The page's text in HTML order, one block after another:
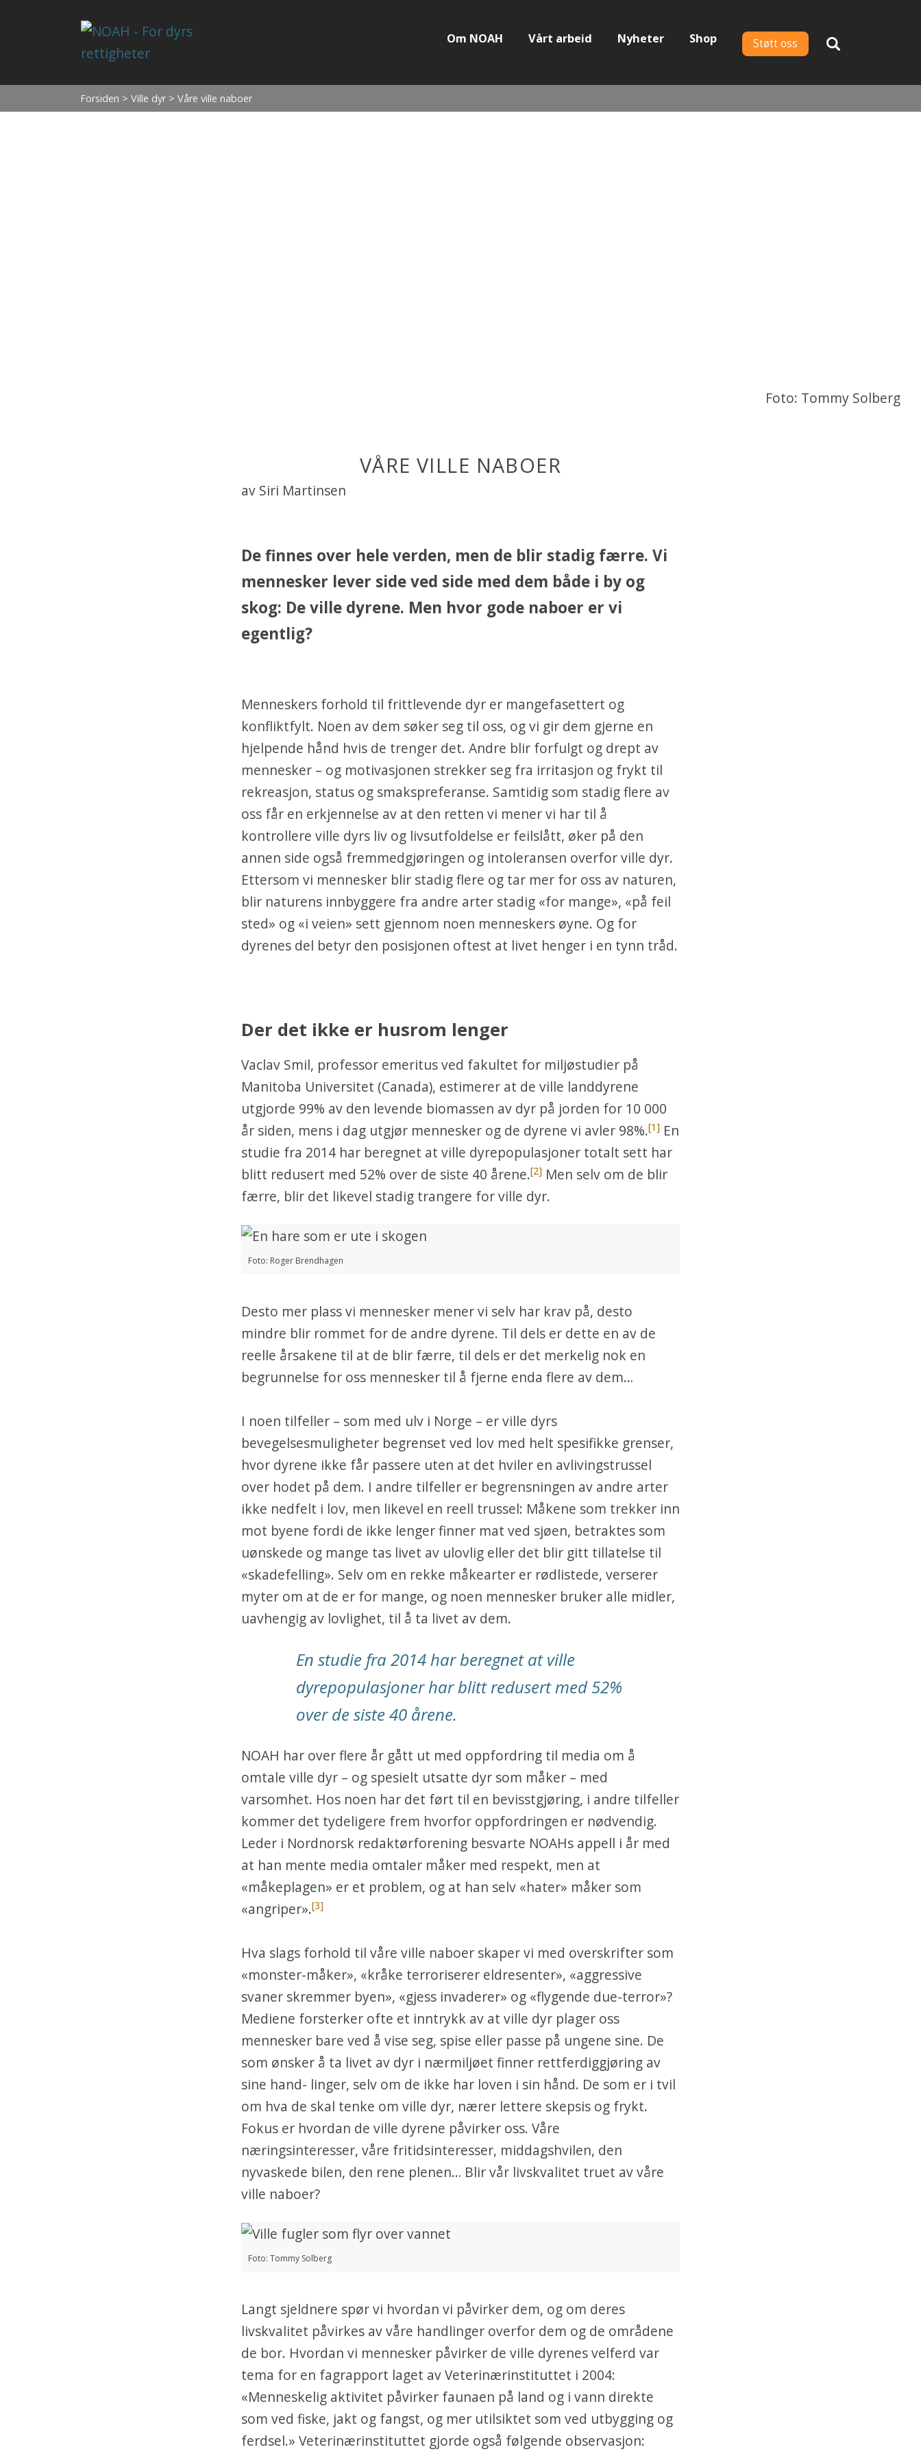
Støtt oss
Om NOAH Vårt arbeid Nyheter Shop
Forsiden > Ville dyr > Våre ville naboer
Foto: Tommy Solberg
VÅRE VILLE NABOER
av Siri Martinsen
De finnes over hele verden, men de blir stadig færre. Vi
mennesker lever side ved side med dem både i by og
skog: De ville dyrene. Men hvor gode naboer er vi
egentlig?
Menneskers forhold til frittlevende dyr er mangefasettert og
konfliktfylt. Noen av dem søker seg til oss, og vi gir dem gjerne en
hjelpende hånd hvis de trenger det. Andre blir forfulgt og drept av
mennesker – og motivasjonen strekker seg fra irritasjon og frykt til
rekreasjon, status og smakspreferanse. Samtidig som stadig flere av
oss får en erkjennelse av at den retten vi mener vi har til å
kontrollere ville dyrs liv og livsutfoldelse er feilslått, øker på den
annen side også fremmedgjøringen og intoleransen overfor ville dyr.
Ettersom vi mennesker blir stadig flere og tar mer for oss av naturen,
blir naturens innbyggere fra andre arter stadig «for mange», «på feil
sted» og «i veien» sett gjennom noen menneskers øyne. Og for
dyrenes del betyr den posisjonen oftest at livet henger i en tynn tråd.
Der det ikke er husrom lenger
Vaclav Smil, professor emeritus ved fakultet for miljøstudier på
Manitoba Universitet (Canada), estimerer at de ville landdyrene
utgjorde 99% av den levende biomassen av dyr på jorden for 10 000
år siden, mens i dag utgjør mennesker og de dyrene vi avler 98%.[1] En
studie fra 2014 har beregnet at ville dyrepopulasjoner totalt sett har
blitt redusert med 52% over de siste 40 årene.[2] Men selv om de blir
færre, blir det likevel stadig trangere for ville dyr.
Foto: Roger Brendhagen
Desto mer plass vi mennesker mener vi selv har krav på, desto
mindre blir rommet for de andre dyrene. Til dels er dette en av de
reelle årsakene til at de blir færre, til dels er det merkelig nok en
begrunnelse for oss mennesker til å fjerne enda flere av dem…
I noen tilfeller – som med ulv i Norge – er ville dyrs
bevegelsesmuligheter begrenset ved lov med helt spesifikke grenser,
hvor dyrene ikke får passere uten at det hviler en avlivingstrussel
over hodet på dem. I andre tilfeller er begrensningen av andre arter
ikke nedfelt i lov, men likevel en reell trussel: Måkene som trekker inn
mot byene fordi de ikke lenger finner mat ved sjøen, betraktes som
uønskede og mange tas livet av ulovlig eller det blir gitt tillatelse til
«skadefelling». Selv om en rekke måkearter er rødlistede, verserer
myter om at de er for mange, og noen mennesker bruker alle midler,
uavhengig av lovlighet, til å ta livet av dem.
En studie fra 2014 har beregnet at ville
dyrepopulasjoner har blitt redusert med 52%
over de siste 40 årene.
NOAH har over flere år gått ut med oppfordring til media om å
omtale ville dyr – og spesielt utsatte dyr som måker – med
varsomhet. Hos noen har det ført til en bevisstgjøring, i andre tilfeller
kommer det tydeligere frem hvorfor oppfordringen er nødvendig.
Leder i Nordnorsk redaktørforening besvarte NOAHs appell i år med
at han mente media omtaler måker med respekt, men at
«måkeplagen» er et problem, og at han selv «hater» måker som
«angriper».[3]
Hva slags forhold til våre ville naboer skaper vi med overskrifter som
«monster-måker», «kråke terroriserer eldresenter», «aggressive
svaner skremmer byen», «gjess invaderer» og «flygende due-terror»?
Mediene forsterker ofte et inntrykk av at ville dyr plager oss
mennesker bare ved å vise seg, spise eller passe på ungene sine. De
som ønsker å ta livet av dyr i nærmiljøet finner rettferdiggjøring av
sine hand- linger, selv om de ikke har loven i sin hånd. De som er i tvil
om hva de skal tenke om ville dyr, nærer lettere skepsis og frykt.
Fokus er hvordan de ville dyrene påvirker oss. Våre
næringsinteresser, våre fritidsinteresser, middagshvilen, den
nyvaskede bilen, den rene plenen… Blir vår livskvalitet truet av våre
ville naboer?
Foto: Tommy Solberg
Langt sjeldnere spør vi hvordan vi påvirker dem, og om deres
livskvalitet påvirkes av våre handlinger overfor dem og de områdene
de bor. Hvordan vi mennesker påvirker de ville dyrenes velferd var
tema for en fagrapport laget av Veterinærinstituttet i 2004:
«Menneskelig aktivitet påvirker faunaen på land og i vann direkte
som ved fiske, jakt og fangst, og mer utilsiktet som ved utbygging og
ferdsel.» Veterinærinstituttet gjorde også følgende observasjon: